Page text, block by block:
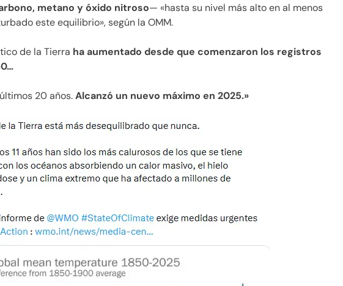
metano y óxido nitroso— «hasta su nivel más alto en al menos
este equilibrio», según la OMM.
de la Tierra ha aumentado desde que comenzaron los registros
20 años.Alcanzó un nuevo máximo en 2025.»